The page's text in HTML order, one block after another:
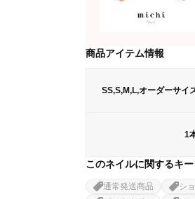
商品アイテム情報
SS,S,M,L,オーダーサイ
1
このネイルに関するキ
通常発送商品 シ